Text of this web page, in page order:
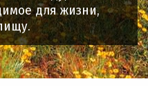
для жизни,